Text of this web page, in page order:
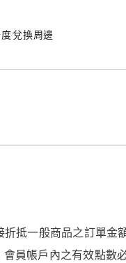
兌換周邊
抵一般商品之訂單金
員帳戶內之有效點數